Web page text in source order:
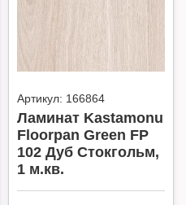
Артикул: 166864
Ламинат Kastamonu
Floorpan Green FP
102 Дуб Стокгольм,
1 м.кв.